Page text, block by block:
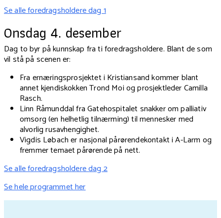
Se alle foredragsholdere dag 1
Onsdag 4. desember
Dag to byr på kunnskap fra ti foredragsholdere. Blant de som
vil stå på scenen er:
Fra ernæringsprosjektet i Kristiansand kommer blant
annet kjendiskokken Trond Moi og prosjektlederCamilla
Rasch.
Linn Råmunddalfra Gatehospitalet snakker ompalliativ
omsorg (en helhetlig tilnærming)til mennesker med
alvorlig rusavhengighet.
Vigdis Løbach er nasjonal pårørendekontakt i A-Larm og
fremmer temaet pårørende på nett.
Se alle foredragsholdere dag 2
Se hele programmet her